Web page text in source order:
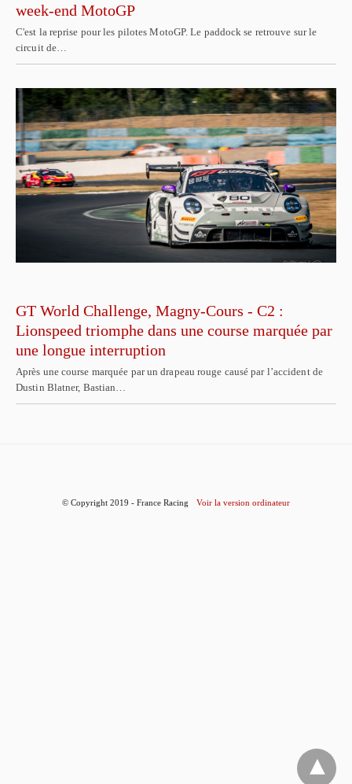
week-end MotoGP
C'est la reprise pour les pilotes MotoGP. Le paddock se retrouve sur le
circuit de…
GT World Challenge, Magny-Cours - C2 :
Lionspeed triomphe dans une course marquée par
une longue interruption
Après une course marquée par un drapeau rouge causé par l’accident de
Dustin Blatner, Bastian…
© Copyright 2019 - France Racing Voir la version ordinateur